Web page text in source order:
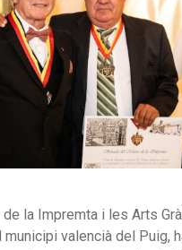
la Impremta i les Arts
municipi valencià del Puig,